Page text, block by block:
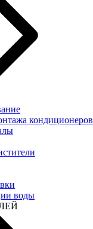
кондиционеров
воды